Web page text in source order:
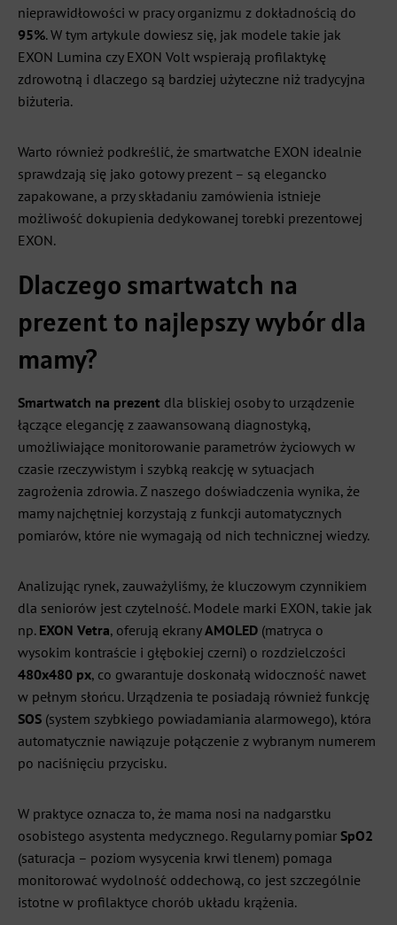
nieprawidłowości w pracy organizmu z dokładnością do
95%. W tym artykule dowiesz się, jak modele takie jak
EXON Lumina czy EXON Volt wspierają profilaktykę
zdrowotną i dlaczego są bardziej użyteczne niż tradycyjna
biżuteria.
Warto również podkreślić, że smartwatche EXON idealnie
sprawdzają się jako gotowy prezent – są elegancko
zapakowane, a przy składaniu zamówienia istnieje
możliwość dokupienia dedykowanej torebki prezentowej
EXON.
Dlaczego smartwatch na
prezent to najlepszy wybór dla
mamy?
Smartwatch na prezent dla bliskiej osoby to urządzenie
łączące elegancję z zaawansowaną diagnostyką,
umożliwiające monitorowanie parametrów życiowych w
czasie rzeczywistym i szybką reakcję w sytuacjach
zagrożenia zdrowia. Z naszego doświadczenia wynika, że
mamy najchętniej korzystają z funkcji automatycznych
pomiarów, które nie wymagają od nich technicznej wiedzy.
Analizując rynek, zauważyliśmy, że kluczowym czynnikiem
dla seniorów jest czytelność. Modele marki EXON, takie jak
np. EXON Vetra, oferują ekranyAMOLED (matryca o
wysokim kontraście i głębokiej czerni) o rozdzielczości
480x480 px, co gwarantuje doskonałą widoczność nawet
w pełnym słońcu. Urządzenia te posiadają również funkcję
SOS (system szybkiego powiadamiania alarmowego), która
automatycznie nawiązuje połączenie z wybranym numerem
po naciśnięciu przycisku.
W praktyce oznacza to, że mama nosi na nadgarstku
osobistego asystenta medycznego. Regularny pomiar SpO2
(saturacja – poziom wysycenia krwi tlenem) pomaga
monitorować wydolność oddechową, co jest szczególnie
istotne w profilaktyce chorób układu krążenia.